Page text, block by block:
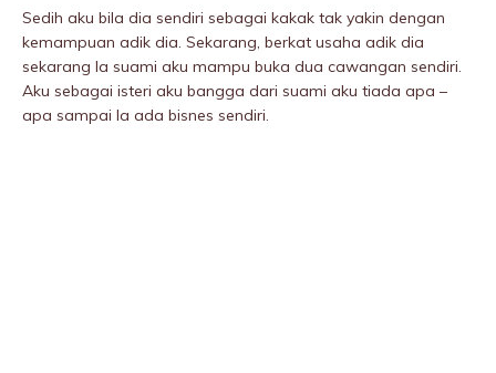
Sedih aku bila dia sendiri sebagai kakak tak yakin dengan
kemampuan adik dia. Sekarang, berkat usaha adik dia
sekarang la suami aku mampu buka dua cawangan sendiri.
Aku sebagai isteri aku bangga dari suami aku tiada apa –
apa sampai la ada bisnes sendiri.